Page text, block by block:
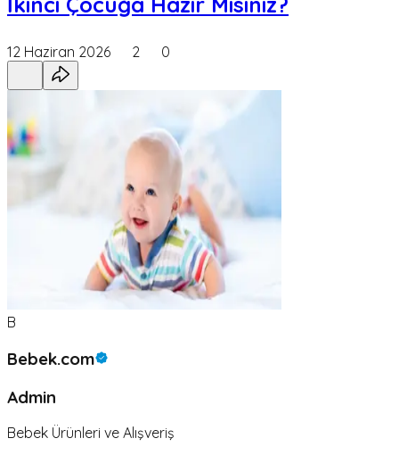
12 Haziran 2026 2 0
B
Bebek.com
Admin
Bebek Ürünleri ve Alışveriş